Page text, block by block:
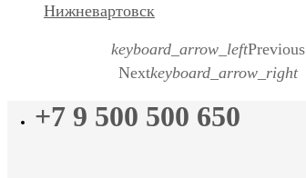
Нижневартовск
keyboard_arrow_leftPrevious
Nextkeyboard_arrow_right
+7 9 500 500 650